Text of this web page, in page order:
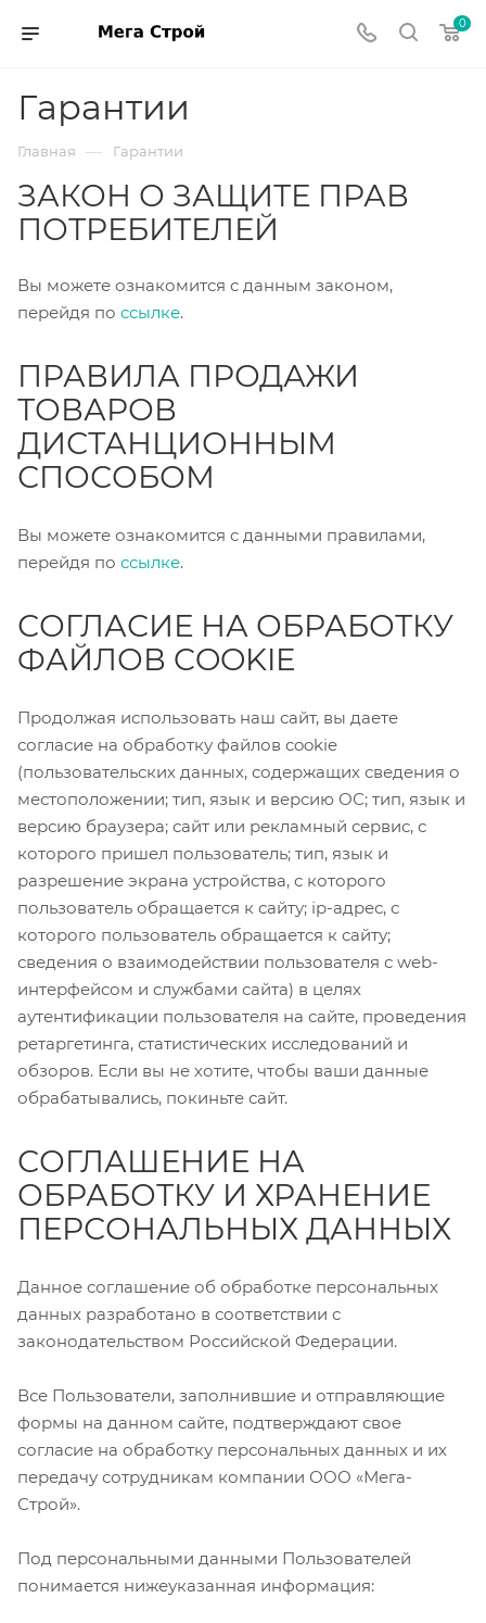
0
Гарантии
Главная — Гарантии
ЗАКОН О ЗАЩИТЕ ПРАВ
ПОТРЕБИТЕЛЕЙ
Вы можете ознакомится с данным законом,
перейдя по ссылке.
ПРАВИЛА ПРОДАЖИ
ТОВАРОВ
ДИСТАНЦИОННЫМ
СПОСОБОМ
Вы можете ознакомится с данными правилами,
перейдя по ссылке.
СОГЛАСИЕ НА ОБРАБОТКУ
ФАЙЛОВ COOKIE
Продолжая использовать наш сайт, вы даете
согласие на обработку файлов cookie
(пользовательских данных, содержащих сведения о
местоположении; тип, язык и версию ОС; тип, язык и
версию браузера; сайт или рекламный сервис, с
которого пришел пользователь; тип, язык и
разрешение экрана устройства, с которого
пользователь обращается к сайту; ip-адрес, с
которого пользователь обращается к сайту;
сведения о взаимодействии пользователя с web-
интерфейсом и службами сайта) в целях
аутентификации пользователя на сайте, проведения
ретаргетинга, статистических исследований и
обзоров. Если вы не хотите, чтобы ваши данные
обрабатывались, покиньте сайт.
СОГЛАШЕНИЕ НА
ОБРАБОТКУ И ХРАНЕНИЕ
ПЕРСОНАЛЬНЫХ ДАННЫХ
Данное соглашение об обработке персональных
данных разработано в соответствии с
законодательством Российской Федерации.
Все Пользователи, заполнившие и отправляющие
формы на данном сайте, подтверждают свое
согласие на обработку персональных данных и их
передачу сотрудникам компании ООО «Мега-
Строй».
Под персональными данными Пользователей
понимается нижеуказанная информация: